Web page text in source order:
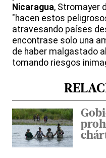
Nicaragua, Stromayer
"hacen estos
atravesando países
encontrase solo una
de haber malgastado
tomando riesgos